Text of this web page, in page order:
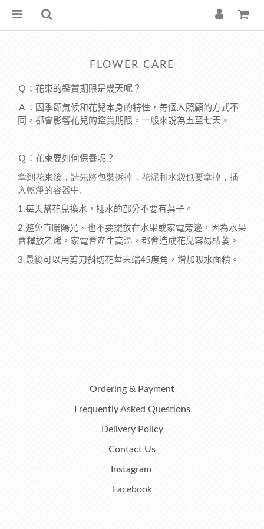
FLOWER CARE
Ｑ：花束的鑑賞期限是幾天呢？
Ａ：因季節氣候和花兒本身的特性，每個人照顧的方式不
同，都會影響花兒的鑑賞期限，一般來說為五至七天。
Ｑ：花束要如何保養呢？
拿到花束後，請先將包裝拆掉，花泥和水袋也要拿掉，插
入乾淨的容器中。
1.每天幫花兒換水，插水的部分不要有葉子。
2.避免直曬陽光、也不要擺放在水果或家電旁邊，因為水果
會釋放乙烯，家電會產生高溫，都會造成花兒容易枯萎。
3.最後可以用剪刀斜切花莖末端45度角，增加吸水面積。
Ordering & Payment
Frequently Asked Questions
Delivery Policy
Contact Us
Instagram
Facebook